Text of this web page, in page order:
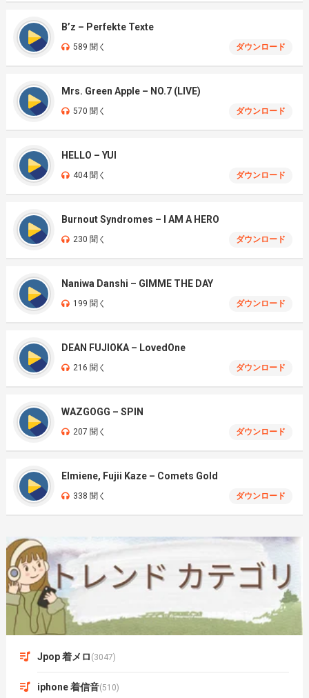
B’z – Perfekte Texte
589 聞く ダウンロード
Mrs. Green Apple – NO.7 (LIVE)
570 聞く ダウンロード
HELLO – YUI
404 聞く ダウンロード
Burnout Syndromes – I AM A HERO
230 聞く ダウンロード
Naniwa Danshi – GIMME THE DAY
199 聞く ダウンロード
DEAN FUJIOKA – LovedOne
216 聞く ダウンロード
WAZGOGG – SPIN
207 聞く ダウンロード
Elmiene, Fujii Kaze – Comets Gold
338 聞く ダウンロード
Jpop 着メロ (3047)
iphone 着信音(510)